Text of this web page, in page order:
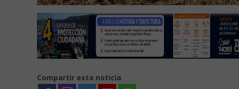
Compartir esta noticia